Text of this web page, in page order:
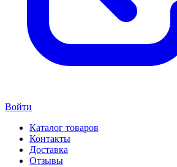
Войти
Каталог товаров
Контакты
Доставка
Отзывы